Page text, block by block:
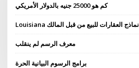
كم هو 25000 جنيه بالدولار الأمريكي
Louisiana نماذج العقارات للبيع من قبل المالك
معرف الرسم لم ينقلب
برامج الرسوم البيانية الحرة